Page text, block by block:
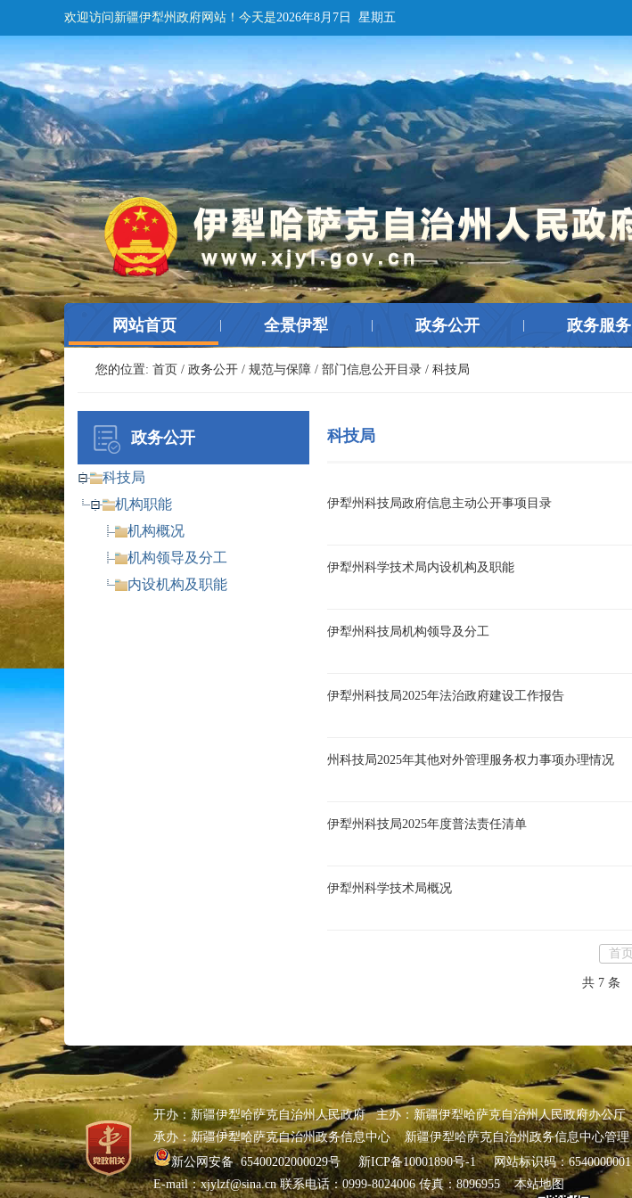
欢迎访问新疆伊犁州政府网站！ 今天是2026年8月7日 星期五
网站首页 全景伊犁 政务公开 政务服务
您的位置: 首页 / 政务公开 / 规范与保障 / 部门信息公开目录 / 科技局
政务公开
科技局
机构职能
机构概况
机构领导及分工
内设机构及职能
科技局
伊犁州科技局政府信息主动公开事项目录
伊犁州科学技术局内设机构及职能
伊犁州科技局机构领导及分工
伊犁州科技局2025年法治政府建设工作报告
州科技局2025年其他对外管理服务权力事项办理情况
伊犁州科技局2025年度普法责任清单
伊犁州科学技术局概况
首页
共 7 条
开办：新疆伊犁哈萨克自治州人民政府 主办：新疆伊犁哈萨克自治州人民政府办公厅
承办：新疆伊犁哈萨克自治州政务信息中心 新疆伊犁哈萨克自治州政务信息中心管理
新公网安备 65400202000029号
新ICP备10001890号-1网站标识码：6540000001
E-mail：xjylzf@sina.cn 联系电话：0999-8024006 传真：8096955本站地图